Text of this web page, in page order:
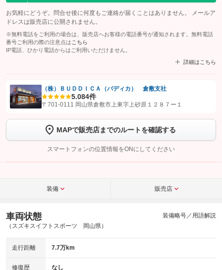
お気軽にどうぞ。問合せ後に何度もご連絡が届くことはありません。 メールア
ドレスは販売店に公開されません。
※無料電話をご利用の場合は、販売店へお客様の電話番号が通知されます。無料電話
番号ご利用の際の注意点は こちら
IP電話、ひかり電話からはご利用いただけません。
詳細はこちら
【STEP1】認証画面でグーネットを友だち追加してから「許可する」ボタンを押
トーク画面で
ボタンをタップして問い合わせを
完了してください。
こちら
（株）ＢＵＤＤＩＣＡ（バディカ） 倉敷支社
5.084件
〒701-0111 岡山県倉敷市上東字上砂原１２８７ー１
MAPで販売店までのルートを確認する
スマートフォンの位置情報をONにしてください
装備 販売店
車両状態
（スズキスイフトスポーツ 岡山県）
装備略号／用語解説
走行距離 7.7万km
修復歴 なし